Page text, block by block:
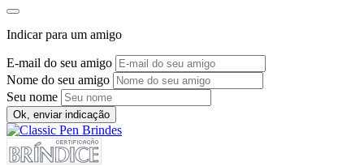
Indicar para um amigo
E-mail do seu amigo
Nome do seu amigo
Seu nome
Ok, enviar indicação